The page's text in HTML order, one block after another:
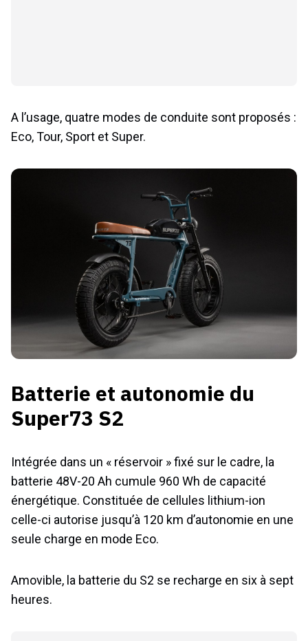
A l’usage, quatre modes de conduite sont proposés :
Eco, Tour, Sport et Super.
Batterie et autonomie du
Super73 S2
Intégrée dans un « réservoir » fixé sur le cadre, la
batterie 48V-20 Ah cumule 960 Wh de capacité
énergétique. Constituée de cellules lithium-ion
celle-ci autorise jusqu’à 120 km d’autonomie en une
seule charge en mode Eco.
Amovible, la batterie du S2 se recharge en six à sept
heures.